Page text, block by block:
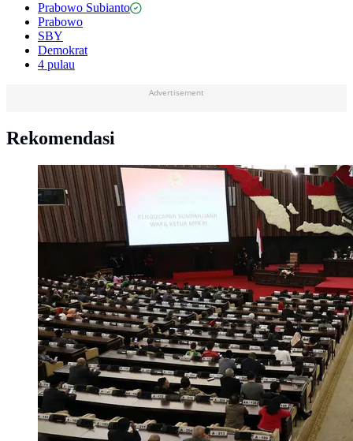
Prabowo Subianto
Prabowo
SBY
Demokrat
4 pulau
Advertisement
Rekomendasi